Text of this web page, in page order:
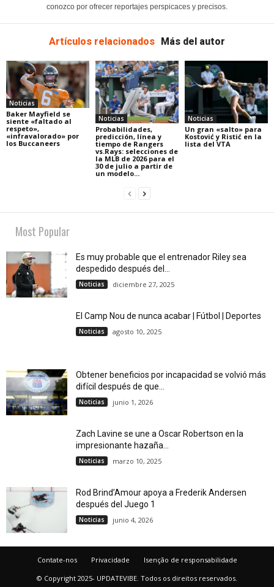
conozco por ofrecer reportajes perspicaces y precisos.
Artículos relacionados Más del autor
Noticias
Baker Mayfield se
siente «faltado al
respeto»,
«infravalorado» por
los Buccaneers
Noticias
Probabilidades,
predicción, línea y
tiempo de Rangers
vs.Rays: selecciones de
la MLB de 2026 para el
30 de julio a partir de
un modelo...
Noticias
Un gran «salto» para
Kostović y Ristić en la
lista del VTA
Most Popular
Es muy probable que el entrenador Riley sea
despedido después del...
Noticias diciembre 27, 2025
El Camp Nou de nunca acabar | Fútbol | Deportes
Noticias agosto 10, 2025
Obtener beneficios por incapacidad se volvió más
difícil después de que...
Noticias junio 1, 2026
Zach Lavine se une a Oscar Robertson en la
impresionante hazaña...
Noticias marzo 10, 2025
Rod Brind’Amour apoya a Frederik Andersen
después del Juego 1
Noticias junio 4, 2026
Contate-nos Privacidade
Isenção de responsabilidade
© Copyright 2025- UPDATEVIBE. Todos os direitos reservados.